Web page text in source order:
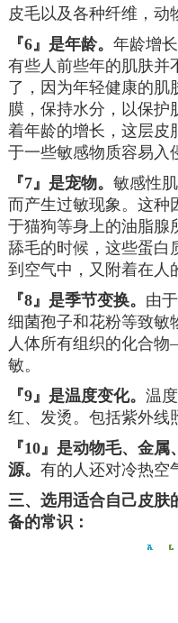
皮毛以及各种纤维，动
『6』是年龄。 年龄增
有些人前些年的肌肤并
了，因为年轻健康的肌
膜，保持水分，以保护
着年龄的增长，这层皮
于一些敏感物质容易入
『7』是宠物。 敏感性
而产生过敏现象。这种
于猫狗等身上的油脂腺
舔毛的时候，这些蛋白
到空气中，又附着在人
『8』是季节变换。 由
细菌孢子和花粉等致敏
人体所有组织的化合
敏。
『9』是温度变化。 温
红、发烫。包括紫外线
『10』是动物毛、金
源。 有的人还对冷热空
三、选用适合自己皮肤
备的常识：